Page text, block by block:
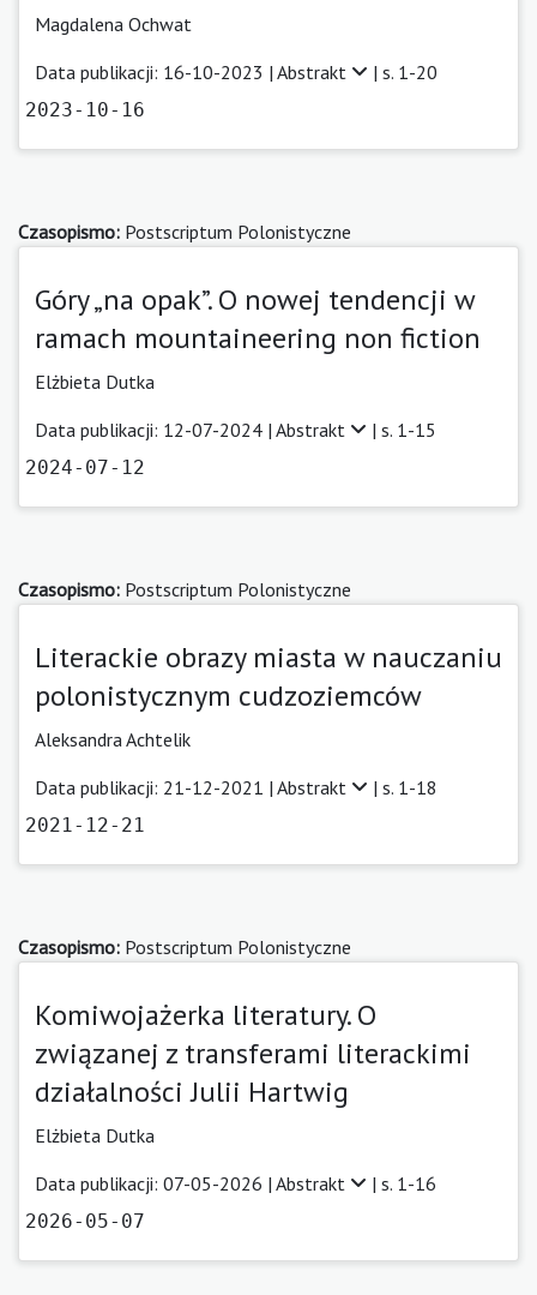
Magdalena Ochwat
Data publikacji: 16-10-2023 | Abstrakt | s. 1-20
2023-10-16
Czasopismo: Postscriptum Polonistyczne
Góry „na opak”. O nowej tendencji w
ramach mountaineering non fiction
Elżbieta Dutka
Data publikacji: 12-07-2024 | Abstrakt | s. 1-15
2024-07-12
Czasopismo: Postscriptum Polonistyczne
Literackie obrazy miasta w nauczaniu
polonistycznym cudzoziemców
Aleksandra Achtelik
Data publikacji: 21-12-2021 | Abstrakt | s. 1-18
2021-12-21
Czasopismo: Postscriptum Polonistyczne
Komiwojażerka literatury. O
związanej z transferami literackimi
działalności Julii Hartwig
Elżbieta Dutka
Data publikacji: 07-05-2026 | Abstrakt | s. 1-16
2026-05-07